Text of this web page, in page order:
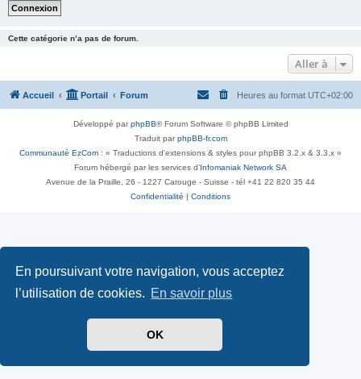
En poursuivant votre navigation, vous acceptez
l’utilisation de cookies. En savoir plus
OK
Cette catégorie n’a pas de forum.
Aller à
Accueil Portail Forum Heures au format UTC+02:00
Développé parphpBB® Forum Software © phpBB Limited
Traduit parphpBB-fr.com
Communauté EzCom : « Traductions d'extensions & styles pour phpBB 3.2.x & 3.3.x »
Forum hébergé par les services d’ Infomaniak Network SA
Avenue de la Praille, 26 - 1227 Carouge - Suisse - tél +41 22 820 35 44
Confidentialité
Conditions